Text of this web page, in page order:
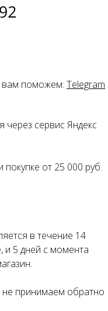
вам поможем: Telegram
через сервис Яндекс
от 25 000 руб.
в течение 14
и 5 дней с момента
принимаем обратно